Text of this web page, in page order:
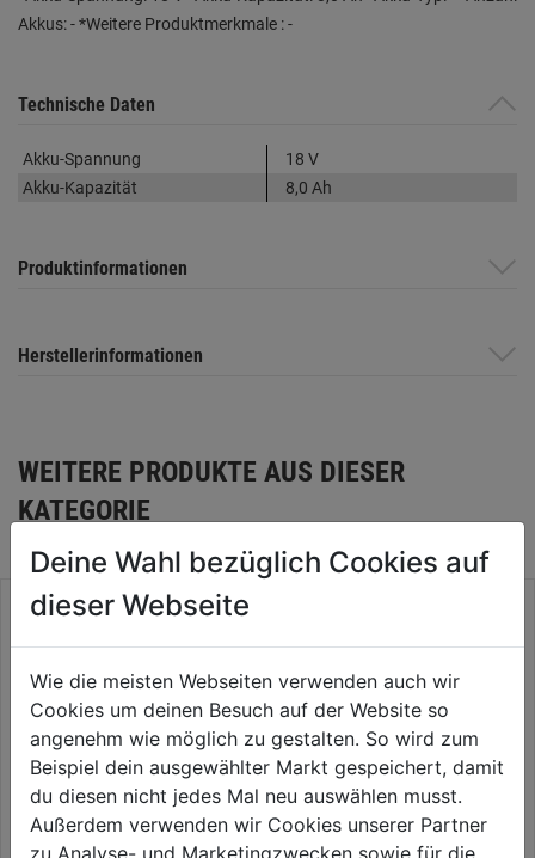
Akkus: - *Weitere Produktmerkmale : -
Technische Daten
Akku-Spannung
18 V
Akku-Kapazität
8,0 Ah
Produktinformationen
Herstellerinformationen
WEITERE PRODUKTE AUS DIESER
KATEGORIE
Deine Wahl bezüglich Cookies auf
dieser Webseite
Wie die meisten Webseiten verwenden auch wir
Cookies um deinen Besuch auf der Website so
angenehm wie möglich zu gestalten. So wird zum
Beispiel dein ausgewählter Markt gespeichert, damit
du diesen nicht jedes Mal neu auswählen musst.
Außerdem verwenden wir Cookies unserer Partner
zu Analyse- und Marketingzwecken sowie für die